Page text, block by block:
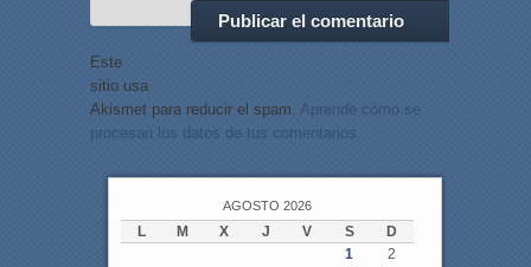
Este
sitio usa
Akismet para reducir el spam. Aprende cómo se
procesan los datos de tus comentarios.
AGOSTO 2026
L M X J V S
D
1
2